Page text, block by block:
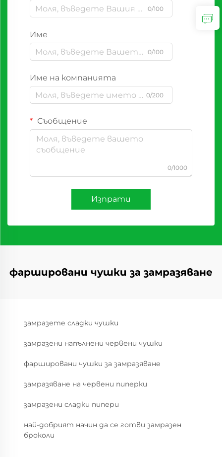
0/100
Име
0/100
Име на компанията
0/200
Съобщение
0/1000
Изпрати
фаршировани чушки за замразяване
замразете сладки чушки
замразени напълнени червени чушки
фаршировани чушки за замразяване
замразяване на червени пиперки
замразени сладки пипери
най-добрият начин да се готви замразен
броколи